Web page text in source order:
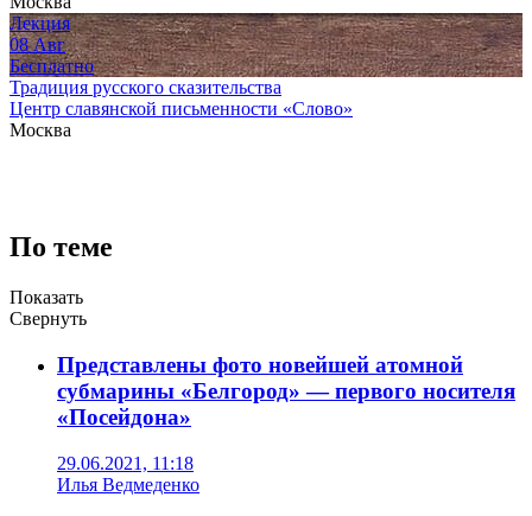
Лекция
08 Авг
Бесплатно
Традиция русского сказительства
Центр славянской письменности «Слово»
Москва
По теме
Показать
Свернуть
Представлены фото новейшей атомной
субмарины «Белгород» — первого носителя
«Посейдона»
29.06.2021, 11:18
Илья Ведмеденко